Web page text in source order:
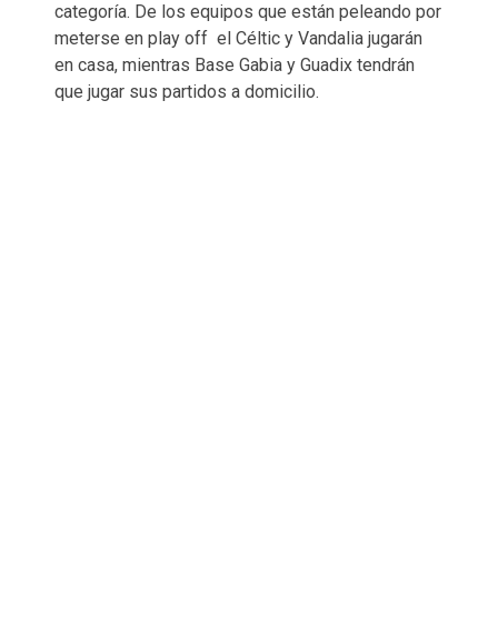
categoría. De los equipos que están peleando por
meterse en play off el Céltic y Vandalia jugarán
en casa, mientras Base Gabia y Guadix tendrán
que jugar sus partidos a domicilio.